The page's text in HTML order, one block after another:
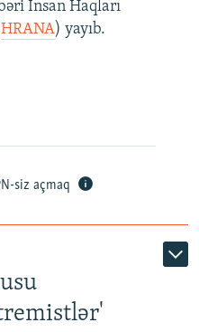
İnsan Haqları
HRANA) yayıb.
siz açmaq